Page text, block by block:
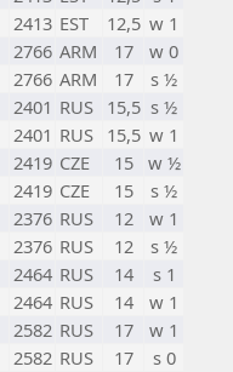
2413 EST 12,5 w 1
2766 ARM 17
w 0
2766 ARM 17
s ½
2401 RUS 15,5 s ½
2401 RUS 15,5 w 1
2419 CZE 15 w ½
2419 CZE 15
s ½
2376 RUS 12
w 1
2376 RUS 12
s ½
2464 RUS 14
s 1
2464 RUS 14
w 1
2582 RUS 17
w 1
2582 RUS 17
s 0